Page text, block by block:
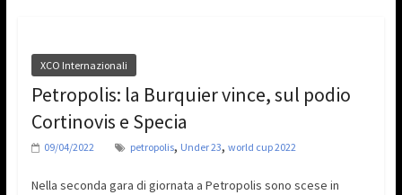
XCO Internazionali
Petropolis: la Burquier vince, sul podio
Cortinovis e Specia
09/04/2022 petropolis, Under 23, world cup 2022
Nella seconda gara di giornata a Petropolis sono scese in